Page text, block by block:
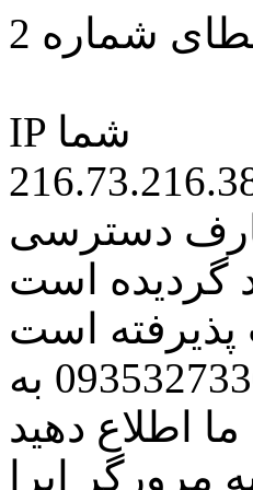
شماره 2
IP شما
دسترسی
گردیده است
پذیرفته است
مراتب این مسئله را از طریق شماره تلفن 09353273300 به
ما اطلاع دهید
اپرا